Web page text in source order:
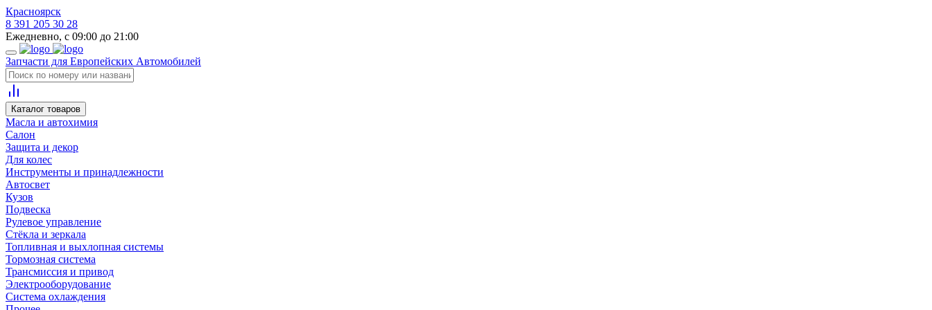
Красноярск
8 391 205 30 28
Ежедневно, с 09:00 до 21:00
Запчасти для Европейских Автомобилей
Каталог товаров
Масла и автохимия
Салон
Защита и декор
Для колес
Инструменты и принадлежности
Автосвет
Кузов
Подвеска
Рулевое управление
Стёкла и зеркала
Топливная и выхлопная системы
Тормозная система
Трансмиссия и привод
Электрооборудование
Система охлаждения